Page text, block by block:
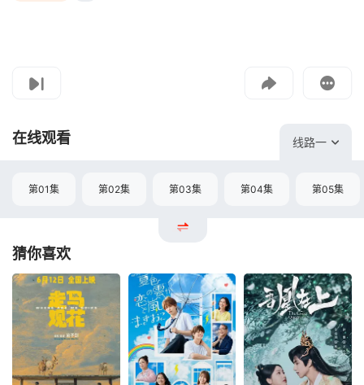
如遇无法播放请提交给我们
在线观看 线路一
第01集 第02集 第03集 第04集 第05集
猜你喜欢